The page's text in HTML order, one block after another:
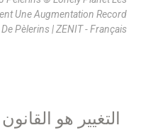
Une Augmentation Record
Pèlerins | ZENIT - Français
التغيير هو